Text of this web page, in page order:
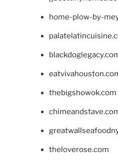
home-plow-by-
thebigshowok.com
theloverose.com